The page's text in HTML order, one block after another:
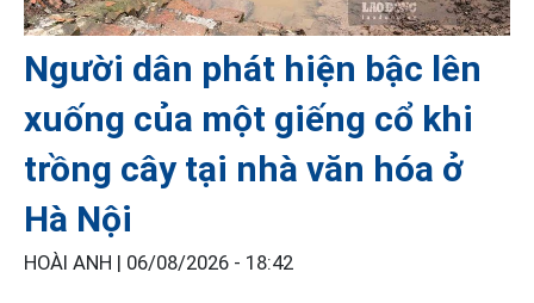
Người dân phát hiện bậc lên
xuống của một giếng cổ khi
trồng cây tại nhà văn hóa ở
Hà Nội
HOÀI ANH | 06/08/2026 - 18:42